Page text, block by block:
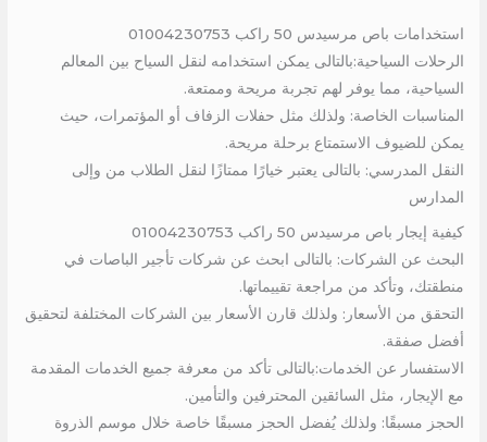
استخدامات باص مرسيدس 50 راكب 01004230753
الرحلات السياحية:بالتالى يمكن استخدامه لنقل السياح بين المعالم
السياحية، مما يوفر لهم تجربة مريحة وممتعة.
المناسبات الخاصة: ولذلك مثل حفلات الزفاف أو المؤتمرات، حيث
يمكن للضيوف الاستمتاع برحلة مريحة.
النقل المدرسي: بالتالى يعتبر خيارًا ممتازًا لنقل الطلاب من وإلى
المدارس
كيفية إيجار باص مرسيدس 50 راكب 01004230753
البحث عن الشركات: بالتالى ابحث عن شركات تأجير الباصات في
منطقتك، وتأكد من مراجعة تقييماتها.
التحقق من الأسعار: ولذلك قارن الأسعار بين الشركات المختلفة لتحقيق
أفضل صفقة.
الاستفسار عن الخدمات:بالتالى تأكد من معرفة جميع الخدمات المقدمة
مع الإيجار، مثل السائقين المحترفين والتأمين.
الحجز مسبقًا: ولذلك يُفضل الحجز مسبقًا خاصة خلال موسم الذروة